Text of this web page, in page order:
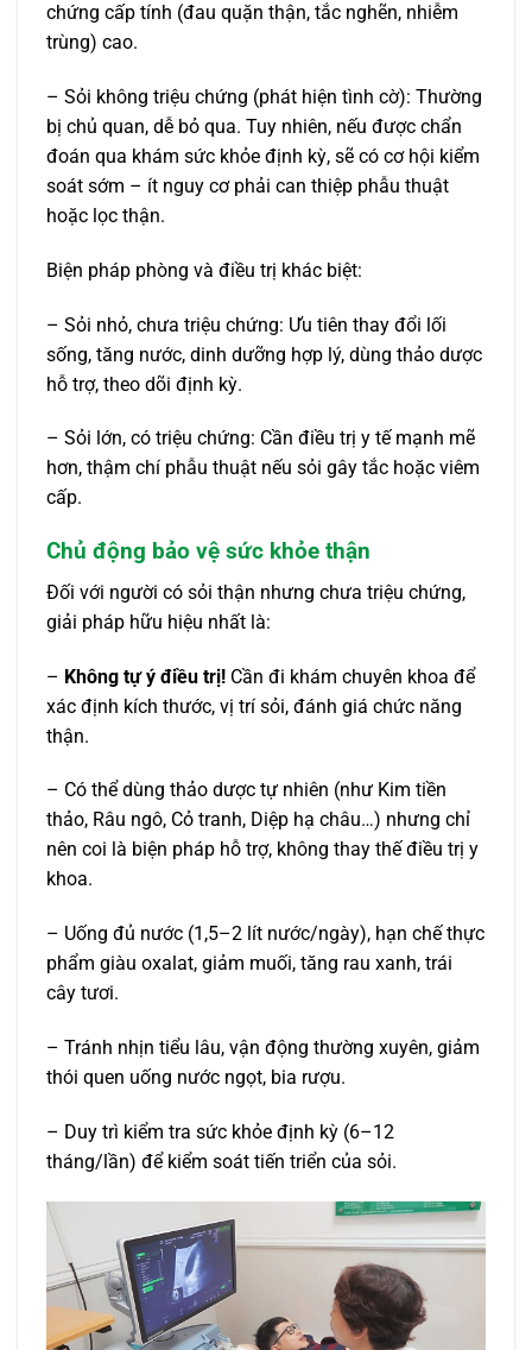
chứng cấp tính (đau quặn thận, tắc nghẽn, nhiễm
trùng) cao.
– Sỏi không triệu chứng (phát hiện tình cờ): Thường
bị chủ quan, dễ bỏ qua. Tuy nhiên, nếu được chẩn
đoán qua khám sức khỏe định kỳ, sẽ có cơ hội kiểm
soát sớm – ít nguy cơ phải can thiệp phẫu thuật
hoặc lọc thận.
Biện pháp phòng và điều trị khác biệt:
– Sỏi nhỏ, chưa triệu chứng: Ưu tiên thay đổi lối
sống, tăng nước, dinh dưỡng hợp lý, dùng thảo dược
hỗ trợ, theo dõi định kỳ.
– Sỏi lớn, có triệu chứng: Cần điều trị y tế mạnh mẽ
hơn, thậm chí phẫu thuật nếu sỏi gây tắc hoặc viêm
cấp.
Chủ động bảo vệ sức khỏe thận
Đối với người có sỏi thận nhưng chưa triệu chứng,
giải pháp hữu hiệu nhất là:
– Không tự ý điều trị! Cần đi khám chuyên khoa để
xác định kích thước, vị trí sỏi, đánh giá chức năng
thận.
– Có thể dùng thảo dược tự nhiên (như Kim tiền
thảo, Râu ngô, Cỏ tranh, Diệp hạ châu…) nhưng chỉ
nên coi là biện pháp hỗ trợ, không thay thế điều trị y
khoa.
– Uống đủ nước (1,5–2 lít nước/ngày), hạn chế thực
phẩm giàu oxalat, giảm muối, tăng rau xanh, trái
cây tươi.
– Tránh nhịn tiểu lâu, vận động thường xuyên, giảm
thói quen uống nước ngọt, bia rượu.
– Duy trì kiểm tra sức khỏe định kỳ (6–12
tháng/lần) để kiểm soát tiến triển của sỏi.